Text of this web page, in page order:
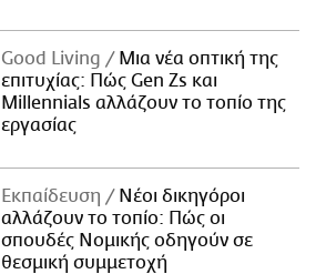
Good Living
Μια νέα οπτική της
επιτυχίας: Πώς Gen Zs και
Millennials αλλάζουν το τοπίο της
εργασίας
Εκπαίδευση
Νέοι δικηγόροι
αλλάζουν το τοπίο: Πώς οι
σπουδές Νομικής οδηγούν σε
θεσμική συμμετοχή